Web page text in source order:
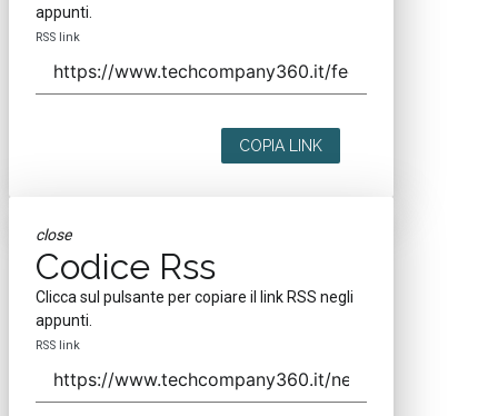
appunti.
RSS link
COPIA LINK
close
Codice Rss
Clicca sul pulsante per copiare il link RSS negli
appunti.
RSS link